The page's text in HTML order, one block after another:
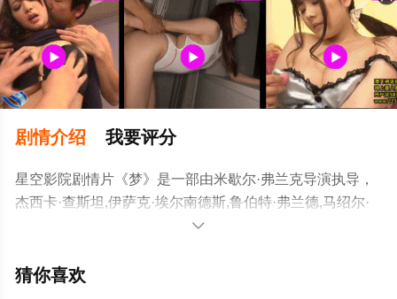
剧情介绍 我要评分
星空影院剧情片《梦》是一部由米歇尔·弗兰克导演执导，
杰西卡·查斯坦,伊萨克·埃尔南德斯,鲁伯特·弗兰德,马绍尔·
贝尔,埃利希奥·梅兰德斯,梅赛德斯·埃尔南德斯,吉姆·安德
拉,Phillip,Caires,奈萨·多等演员精彩演绎的其它电影，手机

猜你喜欢